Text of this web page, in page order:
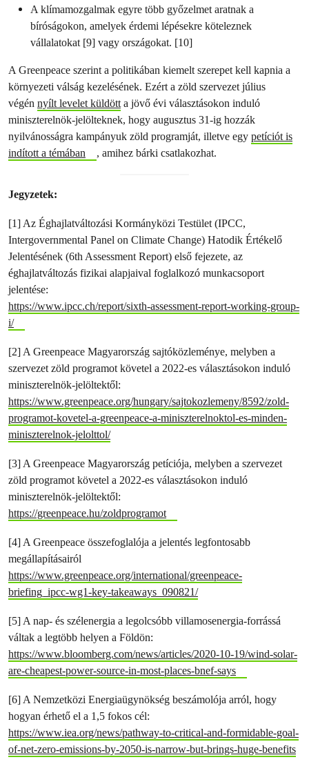
A klímamozgalmak egyre több győzelmet aratnak a
bíróságokon, amelyek érdemi lépésekre köteleznek
vállalatokat [9] vagy országokat. [10]
A Greenpeace szerint a politikában kiemelt szerepet kell kapnia a
környezeti válság kezelésének. Ezért a zöld szervezet július
végén nyílt levelet küldötta jövő évi választásokon induló
miniszterelnök-jelölteknek, hogy augusztus 31-ig hozzák
nyilvánosságra kampányuk zöld programját, illetve egy petíciót is
indított a témában
, amihez bárki csatlakozhat.
Jegyzetek:
[1] Az Éghajlatváltozási Kormányközi Testület (IPCC,
Intergovernmental Panel on Climate Change) Hatodik Értékelő
Jelentésének (6th Assessment Report) első fejezete, az
éghajlatváltozás fizikai alapjaival foglalkozó munkacsoport
jelentése:
https://www.ipcc.ch/report/sixth-assessment-report-working-group-
i/
[2] A Greenpeace Magyarország sajtóközleménye, melyben a
szervezet zöld programot követel a 2022-es választásokon induló
miniszterelnök-jelöltektől:
https://www.greenpeace.org/hungary/sajtokozlemeny/8592/zold-
programot-kovetel-a-greenpeace-a-miniszterelnoktol-es-minden-
miniszterelnok-jelolttol/
[3] A Greenpeace Magyarország petíciója, melyben a szervezet
zöld programot követel a 2022-es választásokon induló
miniszterelnök-jelöltektől:
https://greenpeace.hu/zoldprogramot
[4] A Greenpeace összefoglalója a jelentés legfontosabb
megállapításairól
https://www.greenpeace.org/international/greenpeace-
briefing_ipcc-wg1-key-takeaways_090821/
[5] A nap- és szélenergia a legolcsóbb villamosenergia-forrássá
váltak a legtöbb helyen a Földön:
https://www.bloomberg.com/news/articles/2020-10-19/wind-solar-
are-cheapest-power-source-in-most-places-bnef-says
[6] A Nemzetközi Energiaügynökség beszámolója arról, hogy
hogyan érhető el a 1,5 fokos cél:
https://www.iea.org/news/pathway-to-critical-and-formidable-goal-
of-net-zero-emissions-by-2050-is-narrow-but-brings-huge-benefits